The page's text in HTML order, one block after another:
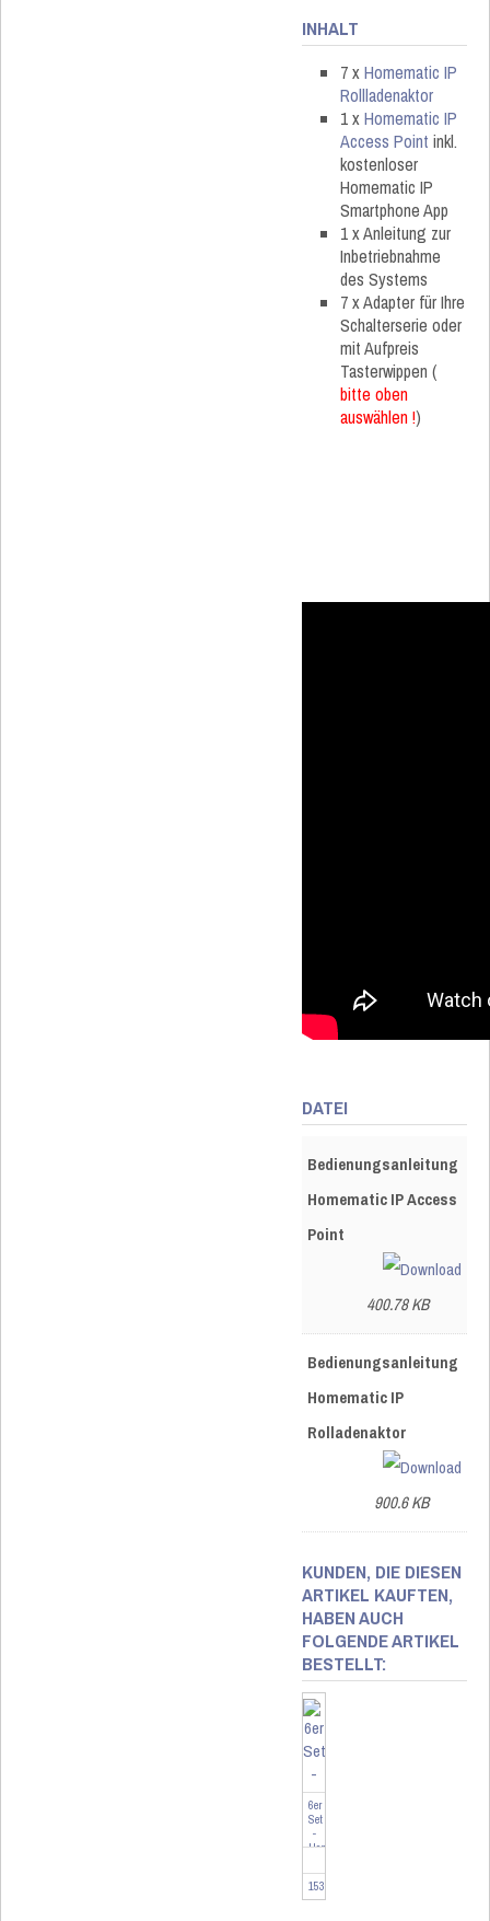
INHALT
7 xHomematic IP
Rollladenaktor
1 xHomematic IP
Access Point inkl.
kostenloser
Homematic IP
Smartphone App
1 x Anleitung zur
Inbetriebnahme
des Systems
7 x Adapter für Ihre
Schalterserie oder
mit Aufpreis
Tasterwippen (
bitte oben
auswählen !)
DATEI
Bedienungsanleitung
Homematic IP Access
Point
400.78 KB
Bedienungsanleitung
Homematic IP
Rolladenaktor
900.6 KB
KUNDEN, DIE DIESEN
ARTIKEL KAUFTEN,
HABEN AUCH
FOLGENDE ARTIKEL
BESTELLT:
6er
Set
-
Homematic
Stellantrieb
-
moto...
153309-6